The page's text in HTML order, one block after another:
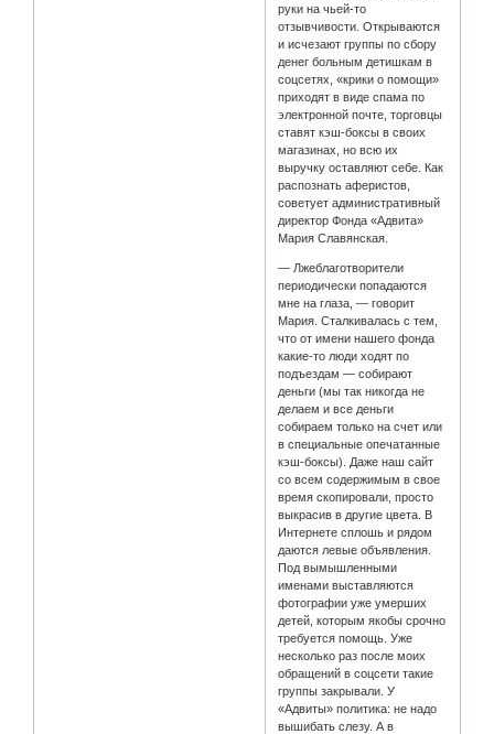
руки на чьей-то
отзывчивости. Открываются
и исчезают группы по сбору
денег больным детишкам в
соцсетях, «крики о помощи»
приходят в виде спама по
электронной почте, торговцы
ставят кэш-боксы в своих
магазинах, но всю их
выручку оставляют себе. Как
распознать аферистов,
советует административный
директор Фонда «Адвита»
Мария Славянская.
— Лжеблаготворители
периодически попадаются
мне на глаза, — говорит
Мария. Сталкивалась с тем,
что от имени нашего фонда
какие-то люди ходят по
подъездам — собирают
деньги (мы так никогда не
делаем и все деньги
собираем только на счет или
в специальные опечатанные
кэш-боксы). Даже наш сайт
со всем содержимым в свое
время скопировали, просто
выкрасив в другие цвета. В
Интернете сплошь и рядом
даются левые объявления.
Под вымышленными
именами выставляются
фотографии уже умерших
детей, которым якобы срочно
требуется помощь. Уже
несколько раз после моих
обращений в соцсети такие
группы закрывали. У
«Адвиты» политика: не надо
вышибать слезу. А в